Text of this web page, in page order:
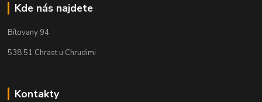
Kde nás najdete
Bítovany 94
538 51 Chrast u Chrudimi
Kontakty